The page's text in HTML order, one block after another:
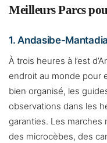
Meilleurs Parcs
1. Andasibe-
À trois heures à l’est
endroit au monde pour
bien organisé, les
observations dans les
garanties. Les marches
des microcèbes, des